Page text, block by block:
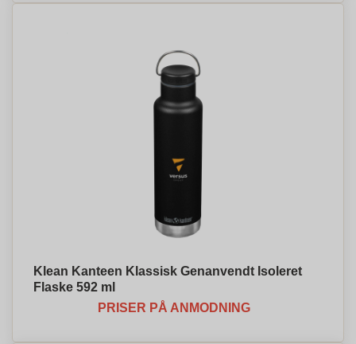
Klean Kanteen Klassisk Genanvendt Isoleret
Flaske 592 ml
PRISER PÅ ANMODNING